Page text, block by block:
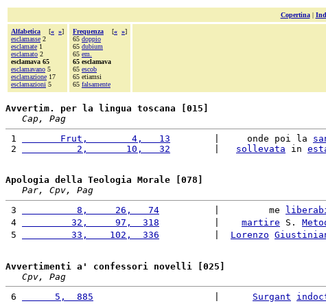
Copertina|
Alfabetica [« »]
esclamasse 2
esclamate 1
esclamato 2
esclamava 65
esclamavano 5
esclamazione 17
esclamazioni 5
Frequenza [« »]
65 doppio
65 dubium
65 em.
65 esclamava
65 escob
65 etiamsi
65 falsamente
Avvertim. per la lingua toscana [015]
Cap, Pag
1
       Frut,        4,   13
        |     onde poi la
2
          2,       10,   32
sollevata in
Apologia della Teologia Morale [078]
Par, Cpv, Pag
3
          8,     26,   74
          |         me
4
         32,     97,  318
martire S.
5
         33,    102,  336
Lorenzo
Avvertimenti a' confessori novelli [025]
Cpv, Pag
6
      5,  885
Surgant